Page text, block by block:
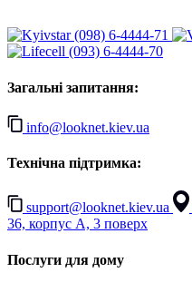
(098) 6-4444-71
(093) 6-4444-70
Загальні запитання:
info@looknet.kiev.ua
Технічна підтримка:
support@looknet.kiev.ua
36, корпус А, 3 поверх
Послуги для дому